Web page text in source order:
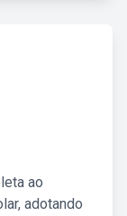
ao
adotando